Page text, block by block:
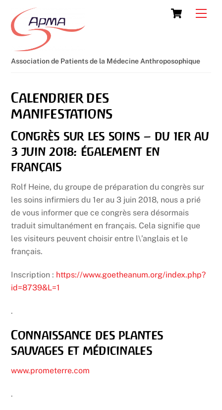
content
Cart
Association de Patients de la Médecine Anthroposophique
Calendrier des
manifestations
Congrès sur les soins – du 1er au
3 juin 2018: également en
français
Rolf Heine, du groupe de préparation du congrès sur
les soins infirmiers du 1er au 3 juin 2018, nous a prié
de vous informer que ce congrès sera désormais
traduit simultanément en français. Cela signifie que
les visiteurs peuvent choisir entre l\’anglais et le
français.
Inscription : https://www.goetheanum.org/index.php?
id=8739&L=1
.
Connaissance des plantes
sauvages et médicinales
www.prometerre.com
.